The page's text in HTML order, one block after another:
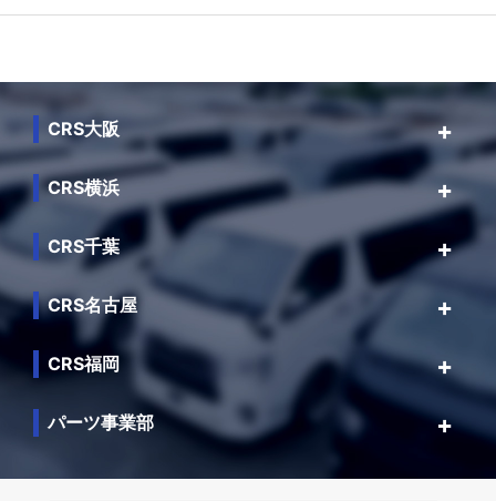
CRS大阪
CRS横浜
CRS千葉
CRS名古屋
CRS福岡
パーツ事業部